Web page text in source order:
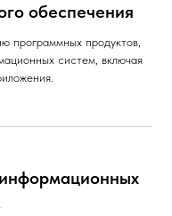
обеспечения
программных продуктов,
систем, включая